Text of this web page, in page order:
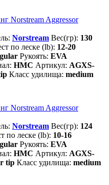
Norstream Aggressor
Norstream Вес(гр): 130
по леске (lb): 12-20
Рукоять: EVA
HMC Артикул: AGXS-
Класс удилища: medium
Norstream Aggressor
Norstream Вес(гр): 124
по леске (lb): 10-16
Рукоять: EVA
HMC Артикул: AGXS-
tip Класс удилища: medium